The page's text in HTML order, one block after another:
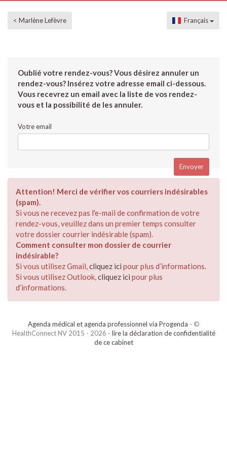
< Marlène Lefèvre Français
Oublié votre rendez-vous? Vous désirez annuler un
rendez-vous? Insérez votre adresse email ci-dessous.
Vous recevrez un email avec la liste de vos rendez-
vous et la possibilité de les annuler.
Votre email
Attention! Merci de vérifier vos courriers indésirables
(spam).
Si vous ne recevez pas l'e-mail de confirmation de votre
rendez-vous, veuillez dans un premier temps consulter
votre dossier courrier indésirable (spam).
Comment consulter mon dossier de courrier
indésirable?
Si vous utilisez Gmail,cliquez ici pour plus d’informations.
Si vous utilisez Outlook,cliquez ici pour plus
d’informations.
Agenda médical et agenda professionnel via Progenda - ©
HealthConnect NV 2015 - 2026 - lire la déclaration de confidentialité
de ce cabinet